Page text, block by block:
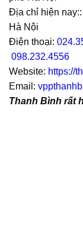
Địa chỉ hiện
Hà Nội
Điện thoại:
098.232.4556
Website: https://
Email:
Thanh Bình rất